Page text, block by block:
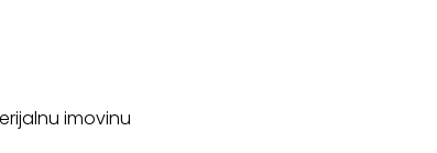
imovinu